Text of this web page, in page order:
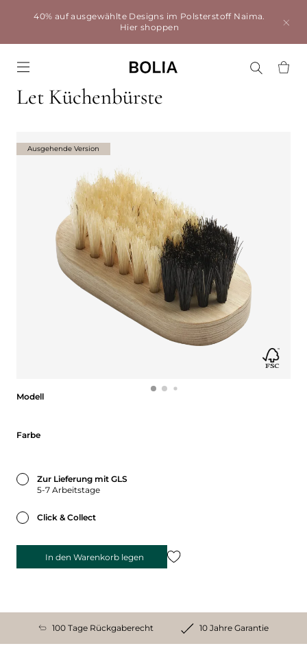
40% auf ausgewählte Designs im Polsterstoff Naima.
Hier shoppen
Let Küchenbürste
Modell
Farbe
Zur Lieferung mit GLS
5-7 Arbeitstage
Click & Collect
In den Warenkorb legen
Ausgehende Version
100 Tage Rückgaberecht 10 Jahre Garantie